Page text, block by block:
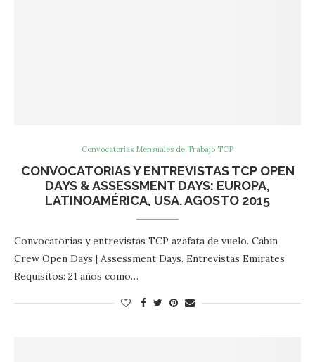
Convocatorias Mensuales de Trabajo TCP
CONVOCATORIAS Y ENTREVISTAS TCP OPEN
DAYS & ASSESSMENT DAYS: EUROPA,
LATINOAMÉRICA, USA. AGOSTO 2015
Convocatorias y entrevistas TCP azafata de vuelo. Cabin
Crew Open Days | Assessment Days. Entrevistas Emirates
Requisitos: 21 años como…